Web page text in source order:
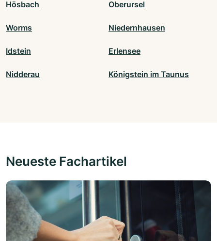
Hösbach Oberursel
Worms Niedernhausen
Idstein Erlensee
Nidderau Königstein im Taunus
Neueste Fachartikel